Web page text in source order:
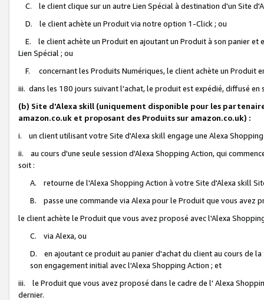
C. le client clique sur un autre Lien Spécial à destination d'un Site
D. le client achète un Produit via notre option 1-Click ; ou
E. le client achète un Produit en ajoutant un Produit à son panier et
Lien Spécial ; ou
F. concernant les Produits Numériques, le client achète un Produit
iii. dans les 180 jours suivant l'achat, le produit est expédié, diffusé
(b) Site d'Alexa skill (uniquement disponible pour les
amazon.co.uk et proposant des Produits sur amazon.co.uk) :
i. un client utilisant votre Site d'Alexa skill engage une Alexa
ii. au cours d'une seule session d'Alexa Shopping Action, qui
soit :
A. retourne de l'Alexa Shopping Action à votre Site d'Alexa skill
B. passe une commande via Alexa pour le Produit que vous avez
le client achète le Produit que vous avez proposé avec l'Alexa
C. via Alexa, ou
D. en ajoutant ce produit au panier d'achat du client au cours de
son engagement initial avec l'Alexa Shopping Action ; et
iii. le Produit que vous avez proposé dans le cadre de l' Alexa
dernier.